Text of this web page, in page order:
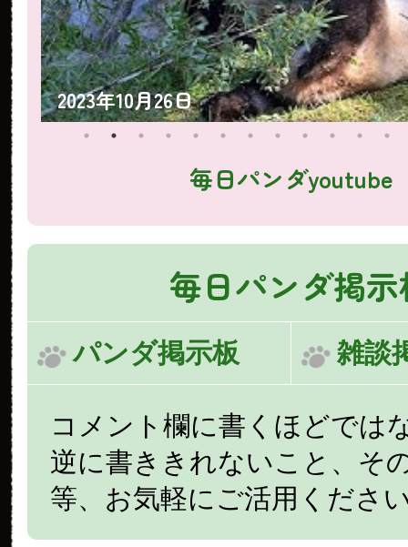
2023年10月25日
毎日パンダyoutube
毎日パンダ掲
パンダ掲示板 雑談
コメント欄に書くほどでは
逆に書ききれないこと、そ
等、お気軽にご活用くださ